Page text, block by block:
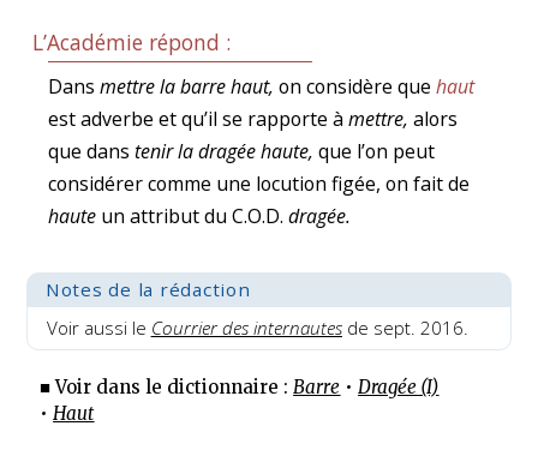
L’Académie répond :
Dans mettre la barre haut, on considère que haut
est adverbe et qu’il se rapporte à mettre, alors
que dans tenir la dragée haute, que l’on peut
considérer comme une locution figée, on fait de
hauteun attribut du C.O.D. dragée.
Notes de la rédaction
Voir aussi le Courrier des internautesde sept. 2016.
■ Voir dans le dictionnaire :Barre •Dragée (I)
•Haut